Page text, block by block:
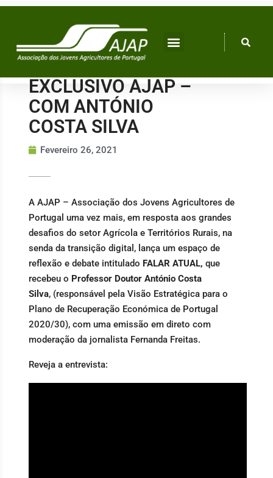
Skip
EXCLUSIVO AJAP –
COM ANTÓNIO
COSTA SILVA
Fevereiro 26, 2021
A AJAP – Associação dos Jovens Agricultores de
Portugal uma vez mais, em resposta aos grandes
desafios do setor Agrícola e Territórios Rurais, na
senda da transição digital, lança um espaço de
reflexão e debate intitulado FALAR ATUAL, que
recebeu o Professor Doutor António Costa
Silva, (responsável pela Visão Estratégica para o
Plano de Recuperação Económica de Portugal
2020/30), com uma emissão em direto com
moderação da jornalista Fernanda Freitas.
Reveja a entrevista: